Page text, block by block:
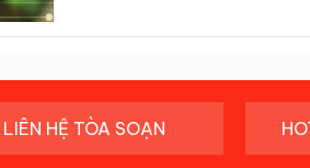
LIÊN HỆ TÒA SOẠN